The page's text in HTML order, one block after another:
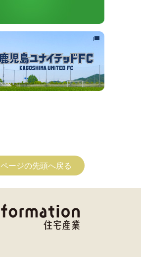
ページの先頭へ戻る